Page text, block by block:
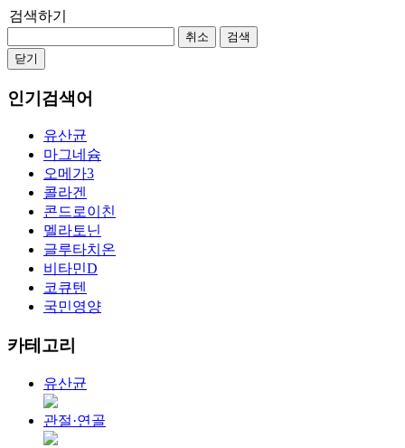
검색하기
취소
검색
닫기
인기검색어
유산균
마그네슘
오메가3
콜라겐
콘드로이친
멜라토닌
글루타치온
비타민D
코큐텐
국민영양
카테고리
유산균
관절·연골